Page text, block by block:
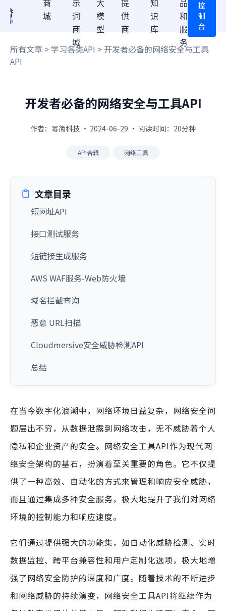
商
城
示
词
商
城
大
模
型
提
供
商
知
识
库
品
和
服
务
控
制
台
所有文章 >学习各类API > 开发者必备的网络安全与工具
API
开发者必备的网络安全与工具API
作者：幂简科技 · 2024-06-29 · 阅读时间：20分钟
API合辑 网络工具
文章目录
短网址API
接口测试服务
短链接生成服务
AWS WAF服务-Web防火墙
域名拦截查询
恶意 URL扫描
Cloudmersive安全威胁检测API
总结
在当今数字化浪潮中，网络环境日益复杂，网络安全问
题层出不穷，从数据泄露到网络攻击，无不威胁着个人
隐私和企业资产的安全。网络安全工具API作为现代网
络安全架构的基石，扮演着至关重要的角色。它不仅提
供了一种高效、自动化的方式来管理和响应安全威胁，
而且通过集成多种安全服务，极大地提升了我们对网络
环境的控制能力和响应速度。
它们通过提供强大的功能集，如自动化威胁检测、实时
数据监控、跨平台兼容性和用户定制化选项，极大地增
强了网络安全防护的深度和广度。随着技术的不断进步
和网络威胁的持续演变，网络安全工具API将继续作为